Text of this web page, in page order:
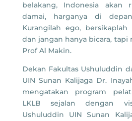
belakang, Indonesia akan
damai, harganya di
Kurangilah ego,
dan jangan hanya bicara, tapi
Prof Al Makin.
Dekan Fakultas Ushuluddin
UIN Sunan Kalijaga Dr.
mengatakan program
LKLB sejalan dengan
Ushuluddin UIN Sunan